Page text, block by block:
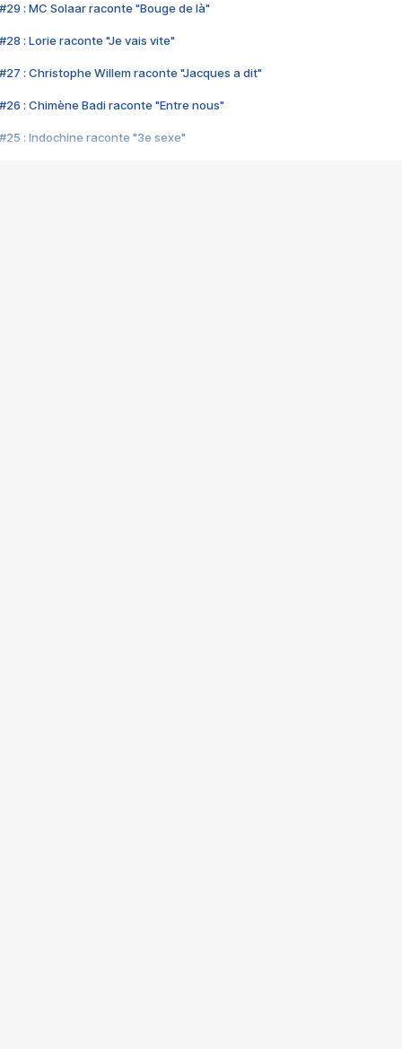
#29 : MC Solaar raconte "Bouge de là"
#28 : Lorie raconte "Je vais vite"
#27 : Christophe Willem raconte "Jacques a dit"
#26 : Chimène Badi raconte "Entre nous"
#25 : Indochine raconte "3e sexe"